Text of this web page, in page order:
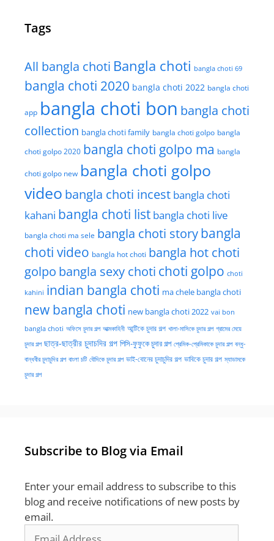
Tags
All bangla choti Bangla choti bangla choti 69
bangla choti 2020 bangla choti 2022 bangla choti
app bangla choti bon bangla choti
collection bangla choti family bangla choti golpo bangla
choti golpo 2020 bangla choti golpo ma bangla
choti golpo new bangla choti golpo
video bangla choti incest bangla choti
kahani bangla choti list bangla choti live
bangla choti ma sele bangla choti storybangla
choti video bangla hot choti bangla hot choti
golpo bangla sexy choti choti golpo choti
kahini indian bangla choti ma chele bangla choti
new bangla choti new bangla choti 2022 vai bon
bangla choti অফিসে চুদার গল্প আত্মকাহিনী আন্টিকে চুদার গল্প খালা-মাসিকে চুদার গল্প গ্রামের মেয়ে
চুদার গল্প ছাত্র-ছাত্রীর চুদাচদির গল্প পিসি-ফুফুকে চুদার গল্প প্রেমিক-প্রেমিকাকে চুদার গল্প বন্ধু-
বান্ধবীর চুদাচুদির গল্প বাংলা চটি বৌদিকে চুদার গল্প ভাই-বোনের চুদাচুদির গল্প ভাবিকে চুদার গল্প ম্যাডামকে
চুদার গল্প
Subscribe to Blog via Email
Enter your email address to subscribe to this
blog and receive notifications of new posts by
email.